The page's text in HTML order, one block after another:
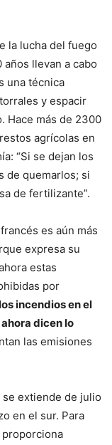
la lucha del fuego
llevan a cabo
una técnica
y espacir
Hace más de 2300
agrícolas en
“Si se dejan los
de quemarlos; si
de fertilizante”.
es aún más
expresa su
estas
por
incendios en el
dicen lo
las emisiones
se extiende de julio
en el sur. Para